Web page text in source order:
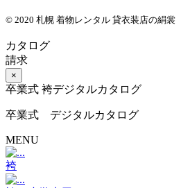
© 2020 札幌 着物レンタル 貸衣装店の絹裳
カタログ
請求
×
卒業式 袴デジタルカタログ
卒業式 デジタルカタログ
MENU
袴